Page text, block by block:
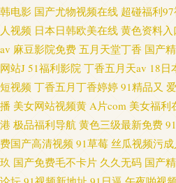
韩电影 国产尤物视频在线 超碰福利
人视频 日本日韩欧美在线 黄色资料入
av 麻豆影院免费 五月天堂丁香 国产
网站J 51福利影院 丁香五月天av 18日
短视频 丁香五月丁香婷婷 91精品又
播 美女网站视频黄 A片com 美女福利
港 极品福利导航 黄色三级最新免费
费国产高清视频 91草莓 丝瓜视频污成
玖 国产免费毛不卡片 久久无码 国产